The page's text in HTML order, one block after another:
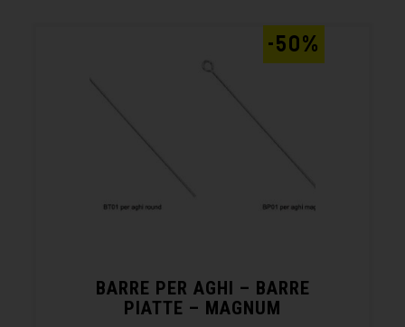
BARRE PER AGHI – BARRE
PIATTE – MAGNUM
-50%